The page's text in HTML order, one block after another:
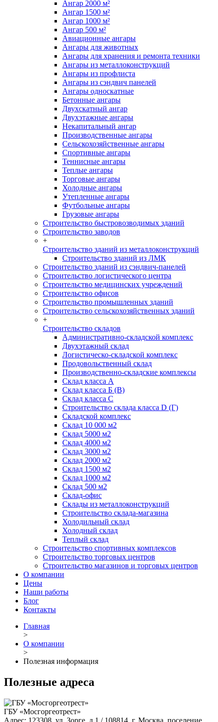
Ангар 2000 м²
Ангар 1500 м²
Ангар 1000 м²
Ангар 500 м²
Авиационные ангары
Ангары для животных
Ангары для хранения и ремонта техники
Ангары из металлоконструкций
Ангары из профлиста
Ангары из сэндвич панелей
Ангары односкатные
Бетонные ангары
Двухскатный ангар
Двухэтажные ангары
Некапитальный ангар
Производственные ангары
Сельскохозяйственные ангары
Спортивные ангары
Теннисные ангары
Теплые ангары
Торговые ангары
Холодные ангары
Утепленные ангары
Футбольные ангары
Грузовые ангары
Строительство быстровозводимых зданий
Строительство заводов
+
Строительство зданий из металлоконструкций
Строительство зданий из ЛМК
Строительство зданий из сэндвич-панелей
Строительство логистического центра
Строительство медицинских учреждений
Строительство офисов
Строительство промышленных зданий
Строительство сельскохозяйственных зданий
+
Строительство складов
Административно-складской комплекс
Двухэтажный склад
Логистическо-складской комплекс
Продовольственный склад
Производственно-складские комплексы
Склад класса А
Склад класса Б (B)
Склад класса С
Строительство склада класса D (Г)
Складской комплекс
Склад 10 000 м2
Склад 5000 м2
Склад 4000 м2
Склад 3000 м2
Склад 2000 м2
Склад 1500 м2
Склад 1000 м2
Склад 500 м2
Склад-офис
Склады из металлоконструкций
Строительство склада-магазина
Холодильный склад
Холодный склад
Теплый склад
Строительство спортивных комплексов
Строительство торговых центров
Строительство магазинов и торговых центров
О компании
Цены
Наши работы
Блог
Контакты
Главная
>
О компании
>
Полезная информация
Полезные адреса
ГБУ «Мосгоргеотрест»
Адрес: 123308, ул. Зорге, д.1 / 108814, г. Москва, поселение